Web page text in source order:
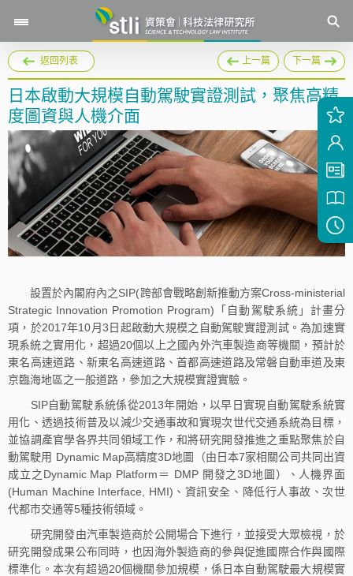
返回列表 上一篇 下一篇
日本啟動大規模自動駕駛實證測試，聚焦高精
度圖資與人機介面
設置於內閣府內之SIP(跨部會戰略創新推動方案Cross-ministerial
Strategic Innovation Promotion Program)「自動駕駛系統」計畫分
項，於2017年10月3日起啟動大規模之自動駕駛實證測試。為加速實
現系統之實用化，超過20個以上之國內外汽車製造商等機關，預計於
東名高速道路、新東名高速道路、首都高速道路及常磐自動車道及東
京臨海地區之一般道路，參加之大規模實證實驗。
SIP自動駕駛系統係從2013年開始，以早日實現自動駕駛系統實
用化、透過技術普及以減少交通事故和實現次世代交通系統為目標，
並協調產官學各界共同領域工作，和將研究開發推進之重點聚焦於自
動駕駛用 Dynamic Map高精度3D地圖（由日本7家相關公司共同出資
成立之Dynamic Map Platform＝ DMP 開發之3D地圖）、人機界面
(Human Machine Interface, HMI)、資訊安全、降低行人事故、次世
代都市交通等5種技術領域。
研究開發由汽車製造商於公開場合下進行，並接受大眾檢視，於
研究開發成果公布同時，也因海外製造商的參與促進國際合作與國際
標準化。本次有超過20個機關參加規模，係日本自動駕駛最大規模實